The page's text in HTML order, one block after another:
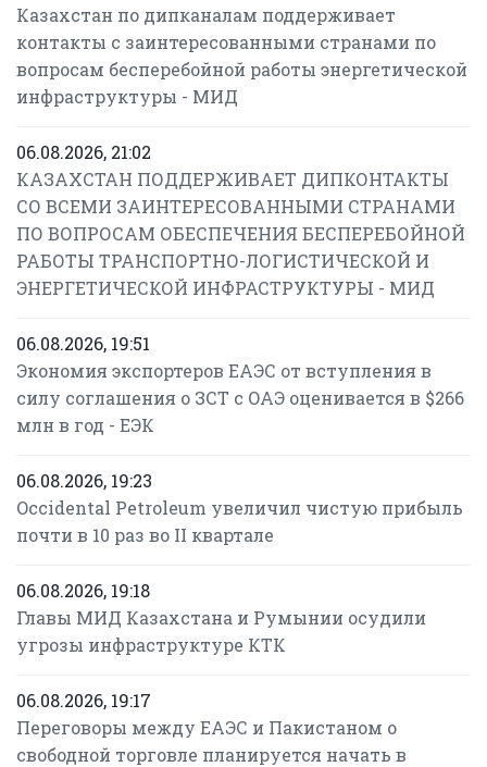
Казахстан по дипканалам поддерживает
контакты с заинтересованными странами по
вопросам бесперебойной работы энергетической
инфраструктуры - МИД
06.08.2026, 21:02
КАЗАХСТАН ПОДДЕРЖИВАЕТ ДИПКОНТАКТЫ
СО ВСЕМИ ЗАИНТЕРЕСОВАННЫМИ СТРАНАМИ
ПО ВОПРОСАМ ОБЕСПЕЧЕНИЯ БЕСПЕРЕБОЙНОЙ
РАБОТЫ ТРАНСПОРТНО-ЛОГИСТИЧЕСКОЙ И
ЭНЕРГЕТИЧЕСКОЙ ИНФРАСТРУКТУРЫ - МИД
06.08.2026, 19:51
Экономия экспортеров ЕАЭС от вступления в
силу соглашения о ЗСТ с ОАЭ оценивается в $266
млн в год - ЕЭК
06.08.2026, 19:23
Occidental Petroleum увеличил чистую прибыль
почти в 10 раз во II квартале
06.08.2026, 19:18
Главы МИД Казахстана и Румынии осудили
угрозы инфраструктуре КТК
06.08.2026, 19:17
Переговоры между ЕАЭС и Пакистаном о
свободной торговле планируется начать в